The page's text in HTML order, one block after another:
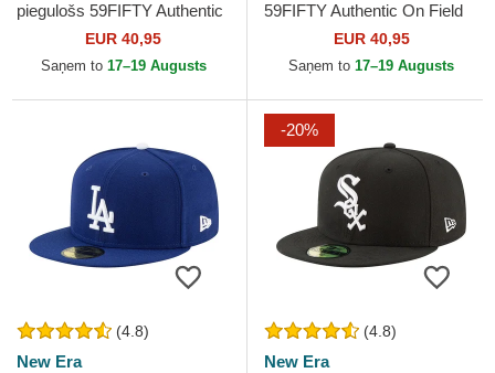
piegulošs 59FIFTY Authentic
On Field no Milwaukee
Brewers MLB no New Era
EUR 40,95
Saņem to 17–19 Augusts
59FIFTY Authentic On Field
no Kansas City Royals MLB
no New Era
EUR 40,95
Saņem to 17–19 Augusts
(4.8)
New Era
-20%
(4.8)
New Era